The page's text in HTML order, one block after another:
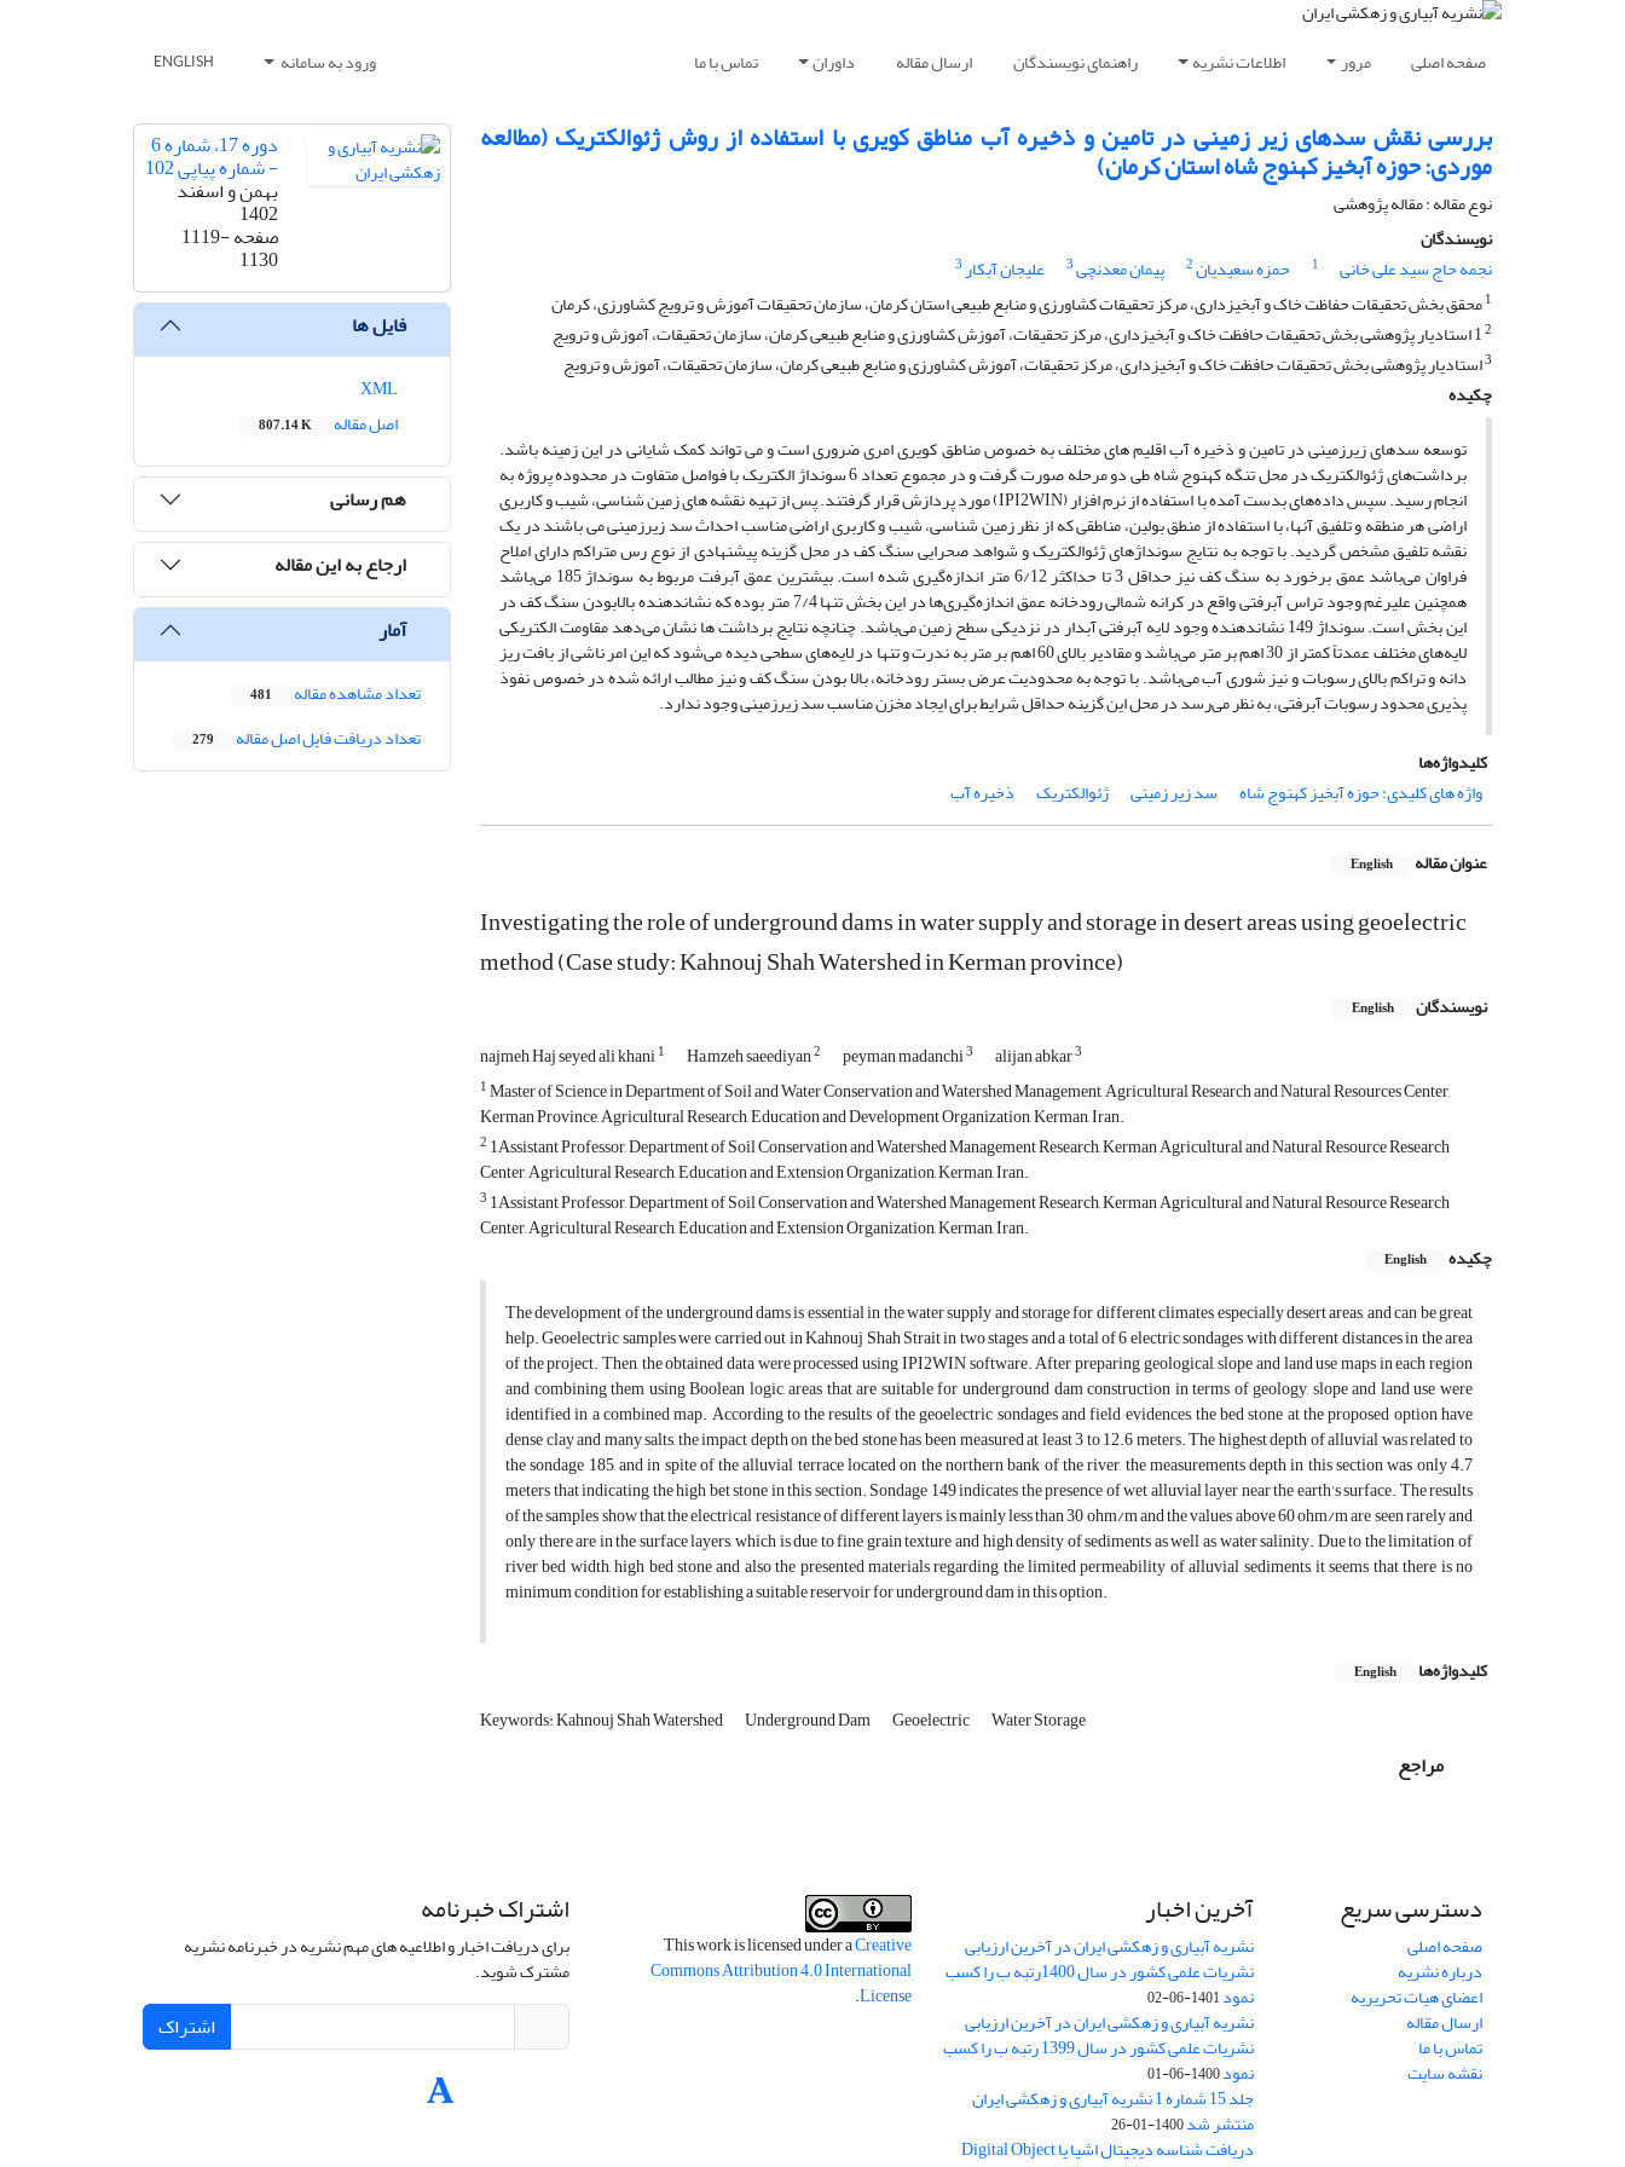
صفحه اصلی مرور اطلاعات نشریه راهنمای نویسندگان ارسال مقاله داوران تماس با ما ورود به سامانه ENGLISH
بررسی نقش سدهای زیر زمینی در تامین و ذخیره آب مناطق کویری با استفاده از روش ژئوالکتریک (مطالعه
موردی: حوزه آبخیز کهنوج شاه استان کرمان)
نوع مقاله : مقاله پژوهشی
نویسندگان
نجمه حاج سید علی خانی
1 حمزه سعیدیان2 پیمان معدنچی3 علیجان آبکار3
1محقق بخش تحقیقات حفاظت خاک و آبخیزداری، مرکز تحقیقات کشاورزی و منابع طبیعی استان کرمان، سازمان تحقیقات آموزش و ترویج کشاورزی، کرمان
2
3استادیار پژوهشی بخش تحقیقات حافظت خاک و آبخیزداری، مرکز تحقیقات، آموزش کشاورزی و منابع طبیعی کرمان، سازمان تحقیقات، آموزش و ترویج
چکیده
توسعه سدهای زیرزمینی در تامین و ذخیره آب اقلیم های مختلف به خصوص مناطق کویری امری ضروری است و می تواند کمک شایانی در این زمینه باشد.
برداشت‌های ژئوالکتریک در محل تنگه کهنوج شاه طی دو مرحله صورت گرفت و در مجموع تعداد 6 سونداژ الکتریک با فواصل متفاوت در محدوده پروژه به
انجام رسید. سپس داده‌های بدست آمده با استفاده از نرم افزار (IPI2WIN) مورد پردازش قرار گرفتند. پس از تهیه نقشه های زمین شناسی، شیب و کاربری
اراضی هر منطقه و تلفیق آنها، با استفاده از منطق بولین، مناطقی که از نظر زمین شناسی، شیب و کاربری اراضی مناسب احداث سد زیرزمینی می باشند در یک
نقشه تلفیق مشخص گردید. با توجه به نتایج سونداژهای ژئوالکتریک و شواهد صحرایی سنگ کف در محل گزینه پیشنهادی از نوع رس متراکم دارای املاح
فراوان می‌باشد عمق برخورد به سنگ کف نیز حداقل 3 تا حداکثر 6/12 متر اندازه‌گیری شده است. بیشترین عمق آبرفت مربوط به سونداژ 185 می‌باشد
همچنین علیرغم وجود تراس آبرفتی واقع در کرانه شمالی رودخانه عمق اندازه‌گیری‌ها در این بخش تنها 7/4 متر بوده که نشاندهنده بالابودن سنگ کف در
این بخش است. سونداژ 149 نشاندهنده وجود لایه آبرفتی آبدار در نزدیکی سطح زمین می‌باشد. چنانچه نتایج برداشت ها نشان می‌دهد مقاومت الکتریکی
لایه‌های مختلف عمدتاً کمتر از 30 اهم بر متر می‌باشد و مقادیر بالای 60 اهم بر متر به ندرت و تنها در لایه‌های سطحی دیده می‌شود که این امر ناشی از بافت ریز
دانه و تراکم بالای رسوبات و نیز شوری آب می‌باشد. با توجه به محدودیت عرض بستر رودخانه، بالا بودن سنگ کف و نیز مطالب ارائه شده در خصوص نفوذ
پذیری محدود رسوبات آبرفتی، به نظر می‌رسد در محل این گزینه حداقل شرایط برای ایجاد مخزن مناسب سد زیرزمینی وجود ندارد.
کلیدواژه‌ها
واژه های کلیدی: حوزه آبخیز کهنوج شاه
سد زیر زمینی ژئوالکتریک ذخیره آب
عنوان مقاله English
Investigating the role of underground dams in water supply and storage in desert areas using geoelectric
method (Case study: Kahnouj Shah Watershed in Kerman province)
نویسندگان English
najmeh Haj seyed ali khani1 Ha,mzeh saeediyan2 peyman madanchi3 alijan abkar3
1Master of Science in Department of Soil and Water Conservation and Watershed Management, Agricultural Research and Natural Resources Center,
Kerman Province, Agricultural Research, Education and Development Organization, Kerman, Iran.
2 1Assistant Professor, Department of Soil Conservation and Watershed Management Research, Kerman Agricultural and Natural Resource Research
Center, Agricultural Research, Education and Extension Organization, Kerman, Iran.
3 1Assistant Professor, Department of Soil Conservation and Watershed Management Research, Kerman Agricultural and Natural Resource Research
Center, Agricultural Research, Education and Extension Organization, Kerman, Iran.
چکیده
English
The development of the underground dams is essential in the water supply and storage for different climates especially desert areas, and can be great
help. Geoelectric samples were carried out in Kahnouj Shah Strait in two stages and a total of 6 electric sondages with different distances in the area
of the project. Then, the obtained data were processed using IPI2WIN software. After preparing geological, slope and land use maps in each region
and combining them using Boolean logic, areas that are suitable for underground dam construction in terms of geology, slope and land use were
identified in a combined map. According to the results of the geoelectric sondages and field evidences, the bed stone at the proposed option have
dense clay and many salts, the impact depth on the bed stone has been measured at least 3 to 12.6 meters. The highest depth of alluvial was related to
the sondage 185, and in spite of the alluvial terrace located on the northern bank of the river, the measurements depth in this section was only 4.7
meters that indicating the high bet stone in this section. Sondage 149 indicates the presence of wet alluvial layer near the earth's surface. The results
of the samples show that the electrical resistance of different layers is mainly less than 30 ohm/m and the values above 60 ohm/m are seen rarely and
only there are in the surface layers, which is due to fine grain texture and high density of sediments as well as water salinity. Due to the limitation of
river bed width, high bed stone and also the presented materials regarding the limited permeability of alluvial sediments, it seems that there is no
minimum condition for establishing a suitable reservoir for underground dam in this option.
کلیدواژه‌ها English
Keywords: Kahnouj Shah Watershed Underground Dam Geoelectric Water Storage
مراجع
دوره 17، شماره 6
- شماره پیاپی 102
بهمن و اسفند
1402
صفحه1119-
1130
فایل ها
اصل مقاله
807.14 K
هم رسانی
ارجاع به این مقاله
آمار
تعداد مشاهده مقاله 481
تعداد دریافت فایل اصل مقاله 279
دسترسی سریع
صفحه اصلی
درباره نشریه
اعضای هیات تحریریه
ارسال مقاله
تماس با ما
نقشه سایت
آخرین اخبار
نشریه آبیاری و زهکشی ایران در آخرین ارزیابی
نشریات علمی کشور در سال 1400رتبه ب را کسب
نمود1401-06-02
نشریه آبیاری و زهکشی ایران در آخرین ارزیابی
نشریات علمی کشور در سال 1399 رتبه ب را کسب
نمود1400-06-01
جلد 15 شماره 1 نشریه آبیاری و زهکشی ایران
منتشر شد1400-01-26
دریافت شناسه دیجیتال اشیا یا Digital Object
This work is licensed under aCreative
Commons Attribution 4.0 International
License
.
اشتراک خبرنامه
برای دریافت اخبار و اطلاعیه های مهم نشریه در خبرنامه نشریه
مشترک شوید.
اشتراک